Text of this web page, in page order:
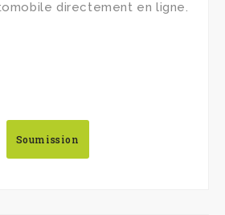
directement en ligne.
Soumission